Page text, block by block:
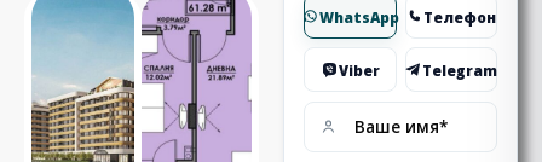
WhatsApp Телефон
Viber Telegram